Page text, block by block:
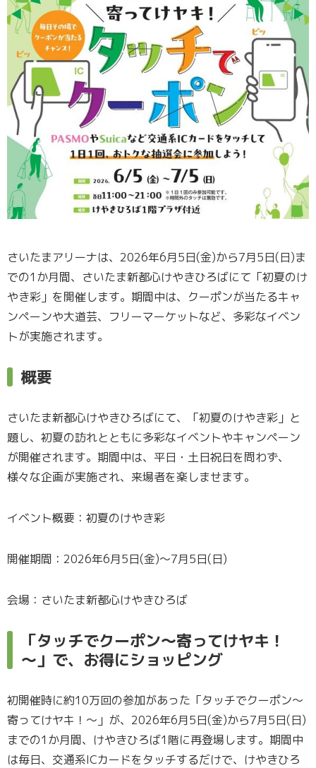
さいたまアリーナは、2026年6月5日(金)から7月5日(日)ま
での1か月間、さいたま新都心けやきひろばにて「初夏のけ
やき彩」を開催します。期間中は、クーポンが当たるキャ
ンペーンや大道芸、フリーマーケットなど、多彩なイベン
トが実施されます。
概要
さいたま新都心けやきひろばにて、「初夏のけやき彩」と
題し、初夏の訪れとともに多彩なイベントやキャンペーン
が開催されます。期間中は、平日・土日祝日を問わず、
様々な企画が実施され、来場者を楽しませます。
イベント概要：初夏のけやき彩
開催期間：2026年6月5日(金)～7月5日(日)
会場：さいたま新都心けやきひろば
「タッチでクーポン～寄ってけヤキ！
～」で、お得にショッピング
初開催時に約10万回の参加があった「タッチでクーポン～
寄ってけヤキ！～」が、2026年6月5日(金)から7月5日(日)
までの1か月間、けやきひろば1階に再登場します。期間中
は毎日、交通系ICカードをタッチするだけで、けやきひろ